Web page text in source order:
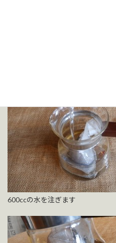
600ccの水を注ぎます